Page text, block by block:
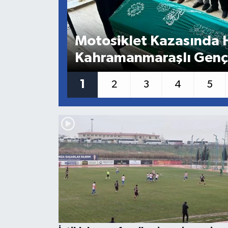
Motosiklet Kazasında
Kahramanmaraşlı
Uğurlandı
1 2 3 4 5